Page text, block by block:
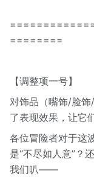
========
【调整项一号】
对饰品（嘴饰/脸
了表现效果，让它
各位冒险者对于这
是“不尽如人意”？
我们叭——